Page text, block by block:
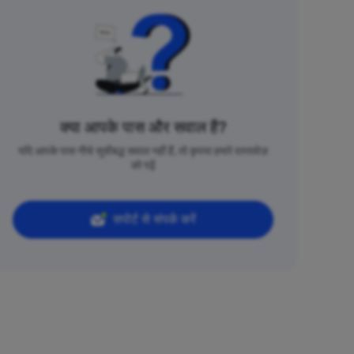
क्या आपके पास और सवाल हैं?
यदि आपके पास नीचे सूचीबद्ध सवाल नहीं हैं, तो कृपया हमारे दस्तावेज़
सपोर्ट से संपर्क करें